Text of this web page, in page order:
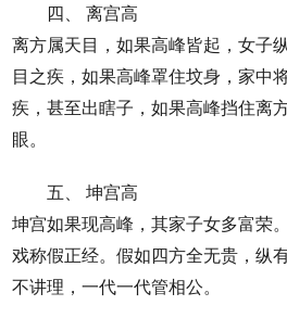
四、 离宫高
离方属天目，如果高峰皆起，女子
目之疾，如果高峰罩住坟身，家中
疾，甚至出瞎子，如果高峰挡住离
眼。
五、 坤宫高
坤宫如果现高峰，其家子女多富荣
戏称假正经。假如四方全无贵，纵
不讲理，一代一代管相公。